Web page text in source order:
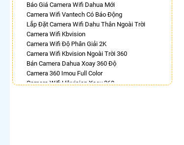
Báo Giá Camera Wifi Dahua Mới
Camera Wifi Vantech Có Báo Động
Lắp Đặt Camera Wifi Dahu Thân Ngoài Trời
Camera Wifi Kbvision
Camera Wifi Độ Phân Giải 2K
Camera Wifi Kbvision Ngoài Trời 360
Bán Camera Dahua Xoay 360 Độ
Camera 360 Imou Full Color
Camera Wifi Hikvision Xoay 360